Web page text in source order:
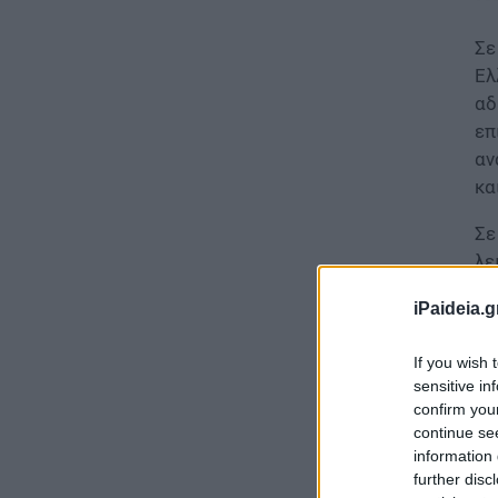
If you wish
sensitive
confirm
continue
information
further